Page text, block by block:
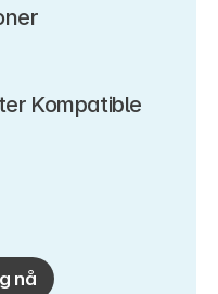
Kompatible
nå